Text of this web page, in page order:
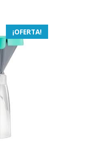
¡OFERTA!